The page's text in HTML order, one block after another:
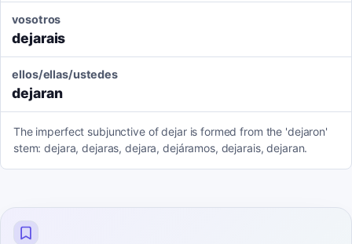
vosotros
dejarais
ellos/ellas/ustedes
dejaran
The imperfect subjunctive of dejar is formed from the 'dejaron'
stem: dejara, dejaras, dejara, dejáramos, dejarais, dejaran.